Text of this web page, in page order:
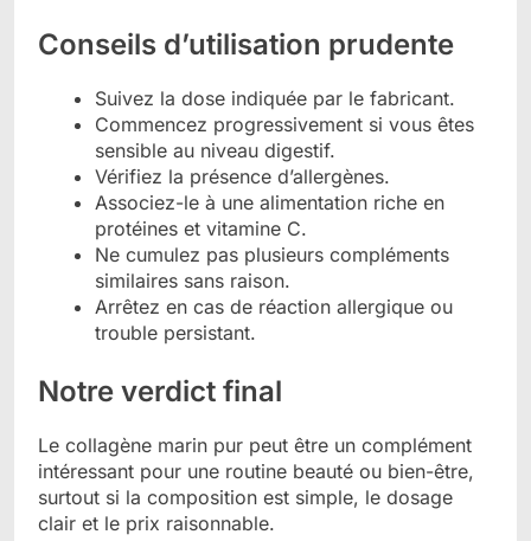
Conseils d’utilisation prudente
Suivez la dose indiquée par le fabricant.
Commencez progressivement si vous êtes
sensible au niveau digestif.
Vérifiez la présence d’allergènes.
Associez-le à une alimentation riche en
protéines et vitamine C.
Ne cumulez pas plusieurs compléments
similaires sans raison.
Arrêtez en cas de réaction allergique ou
trouble persistant.
Notre verdict final
Le collagène marin pur peut être un complément
intéressant pour une routine beauté ou bien-être,
surtout si la composition est simple, le dosage
clair et le prix raisonnable.